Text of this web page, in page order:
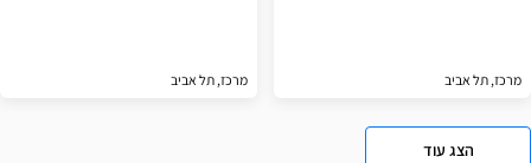
מרכז, תל אביב מרכז, תל אביב
הצג עוד